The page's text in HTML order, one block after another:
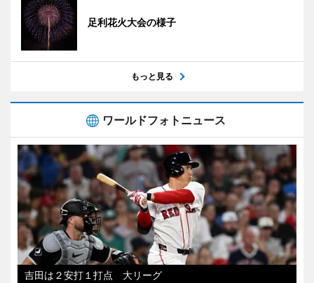
足利花火大会の様子
もっと見る
ワールドフォトニュース
吉田は２安打１打点 大リーグ